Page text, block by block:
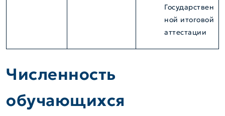
Государствен
ной итоговой
аттестации
Численность
обучающихся